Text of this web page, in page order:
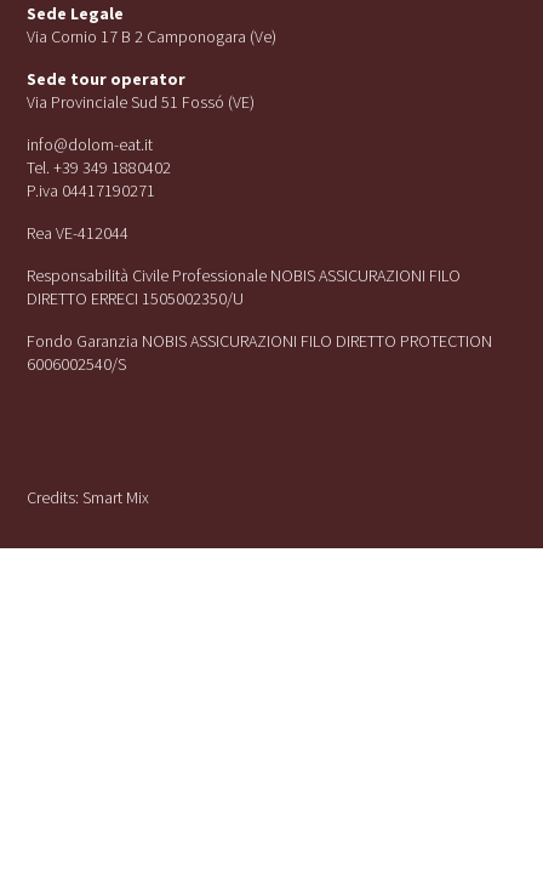
Sede Legale
Via Cornio 17 B 2 Camponogara (Ve)
Sede tour operator
Via Provinciale Sud 51 Fossó (VE)
info@dolom-eat.it
Tel. +39 349 1880402
P.iva 04417190271
Rea VE-412044
Responsabilità Civile Professionale NOBIS ASSICURAZIONI FILO
DIRETTO ERRECI 1505002350/U
Fondo Garanzia NOBIS ASSICURAZIONI FILO DIRETTO PROTECTION
6006002540/S
Credits:Smart Mix